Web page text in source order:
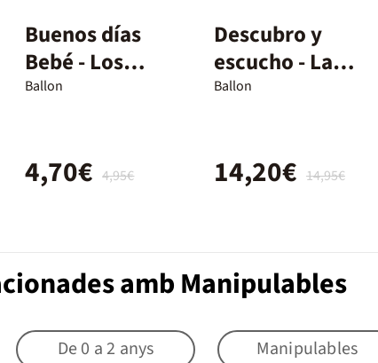
Buenos días
Bebé - Los
animales
Ballon
4,95€
4,70€
Descubro y
escucho - La
naturaleza
Ballon
14,95€
14,20€
amb Manipulables
De 0 a 2 anys Manipulables